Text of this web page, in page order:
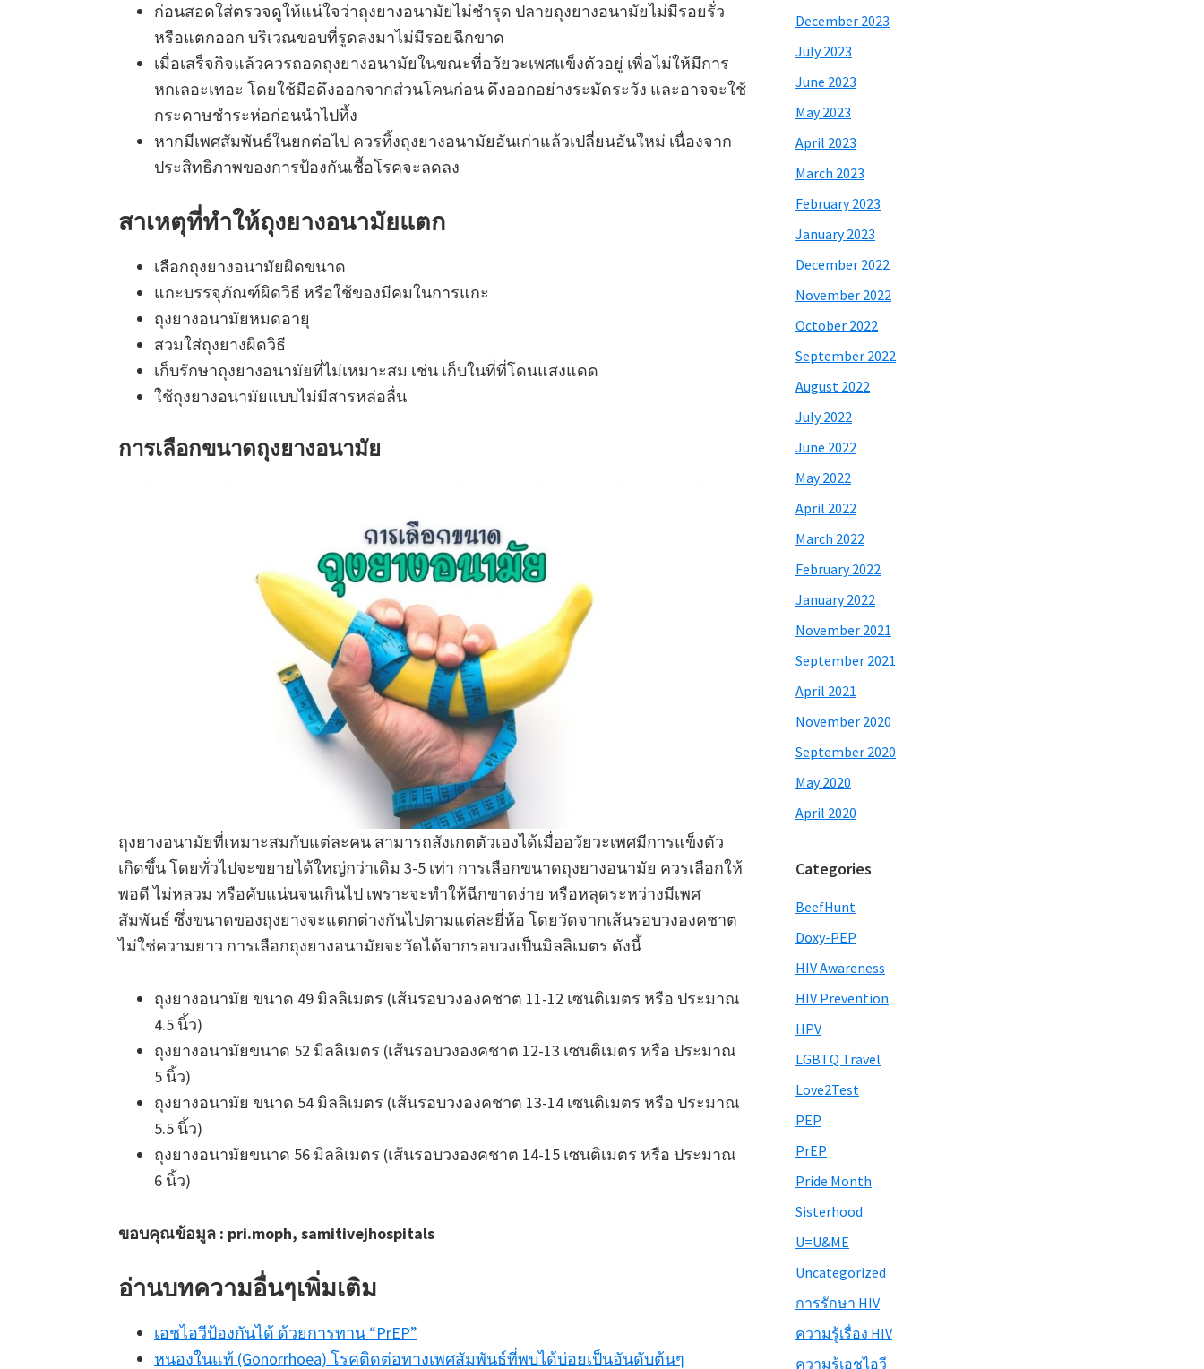
ก่อนสอดใส่ตรวจดูให้แน่ใจว่าถุงยางอนามัยไม่ชำรุด ปลายถุงยางอนามัยไม่มีรอยรั่ว
หรือแตกออก บริเวณขอบที่รูดลงมาไม่มีรอยฉีกขาด
เมื่อเสร็จกิจแล้วควรถอดถุงยางอนามัยในขณะที่อวัยวะเพศแข็งตัวอยู่ เพื่อไม่ให้มีการ
หกเลอะเทอะ โดยใช้มือดึงออกจากส่วนโคนก่อน ดึงออกอย่างระมัดระวัง และอาจจะใช้
กระดาษชำระห่อก่อนนำไปทิ้ง
หากมีเพศสัมพันธ์ในยกต่อไป ควรทิ้งถุงยางอนามัยอันเก่าแล้วเปลี่ยนอันใหม่ เนื่องจาก
ประสิทธิภาพของการป้องกันเชื้อโรคจะลดลง
สาเหตุที่ทำให้ถุงยางอนามัยแตก
เลือกถุงยางอนามัยผิดขนาด
แกะบรรจุภัณฑ์ผิดวิธี หรือใช้ของมีคมในการแกะ
ถุงยางอนามัยหมดอายุ
สวมใส่ถุงยางผิดวิธี
เก็บรักษาถุงยางอนามัยที่ไม่เหมาะสม เช่น เก็บในที่ที่โดนแสงแดด
ใช้ถุงยางอนามัยแบบไม่มีสารหล่อลื่น
การเลือกขนาดถุงยางอนามัย
ถุงยางอนามัยที่เหมาะสมกับแต่ละคน สามารถสังเกตตัวเองได้เมื่ออวัยวะเพศมีการแข็งตัว
เกิดขึ้น โดยทั่วไปจะขยายได้ใหญ่กว่าเดิม 3-5 เท่า การเลือกขนาดถุงยางอนามัย ควรเลือกให้
พอดี ไม่หลวม หรือคับแน่นจนเกินไป เพราะจะทำให้ฉีกขาดง่าย หรือหลุดระหว่างมีเพศ
สัมพันธ์ ซึ่งขนาดของถุงยางจะแตกต่างกันไปตามแต่ละยี่ห้อ โดยวัดจากเส้นรอบวงองคชาต
ไม่ใช่ความยาว การเลือกถุงยางอนามัยจะวัดได้จากรอบวงเป็นมิลลิเมตร ดังนี้
ถุงยางอนามัย ขนาด 49 มิลลิเมตร (เส้นรอบวงองคชาต 11-12 เซนติเมตร หรือ ประมาณ
4.5 นิ้ว)
ถุงยางอนามัยขนาด 52 มิลลิเมตร (เส้นรอบวงองคชาต 12-13 เซนติเมตร หรือ ประมาณ
5 นิ้ว)
ถุงยางอนามัย ขนาด 54 มิลลิเมตร (เส้นรอบวงองคชาต 13-14 เซนติเมตร หรือ ประมาณ
5.5 นิ้ว)
ถุงยางอนามัยขนาด 56 มิลลิเมตร (เส้นรอบวงองคชาต 14-15 เซนติเมตร หรือ ประมาณ
6 นิ้ว)
ขอบคุณข้อมูล : pri.moph, samitivejhospitals
อ่านบทความอื่นๆเพิ่มเติม
เอชไอวีป้องกันได้ ด้วยการทาน “PrEP”
หนองในแท้ (Gonorrhoea) โรคติดต่อทางเพศสัมพันธ์ที่พบได้บ่อยเป็นอันดับต้นๆ
December 2023
July 2023
June 2023
May 2023
April 2023
March 2023
February 2023
January 2023
December 2022
November 2022
October 2022
September 2022
August 2022
July 2022
June 2022
May 2022
April 2022
March 2022
February 2022
January 2022
November 2021
September 2021
April 2021
November 2020
September 2020
May 2020
April 2020
Categories
BeefHunt
Doxy-PEP
HIV Awareness
HIV Prevention
HPV
LGBTQ Travel
Love2Test
PEP
PrEP
Pride Month
Sisterhood
U=U&ME
Uncategorized
การรักษา HIV
ความรู้เรื่อง HIV
ความรู้เอชไอวี